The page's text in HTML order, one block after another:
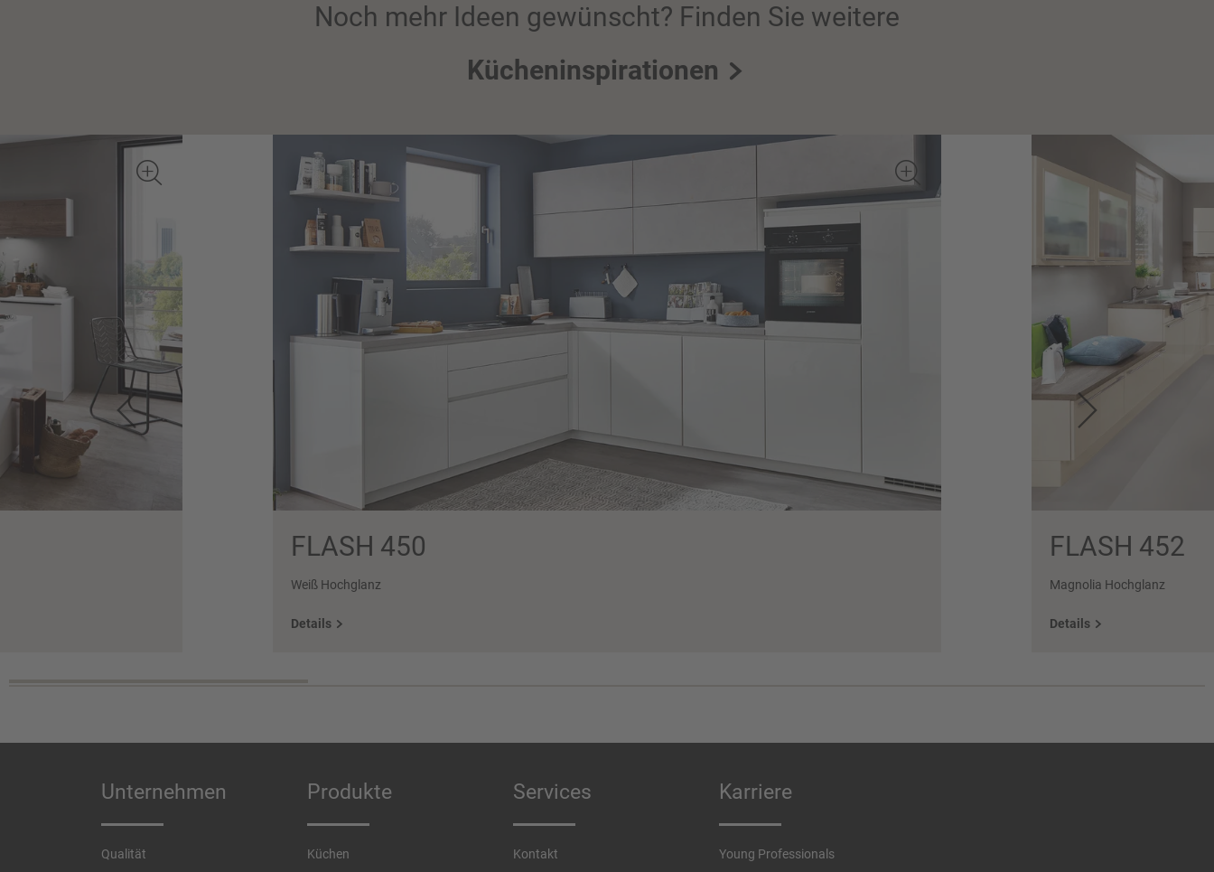
Noch mehr Ideen gewünscht? Finden Sie weitere
Kücheninspirationen
FLASH 450
Weiß Hochglanz
Details
FLASH 452
Magnolia Hochglanz
Details
Unternehmen
Qualität
Produkte
Küchen
Services
Kontakt
Karriere
Young Professionals